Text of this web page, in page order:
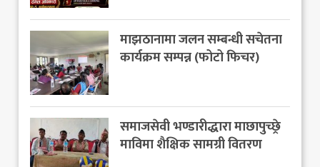
माझठानामा जलन सम्बन्धी सचेतना
कार्यक्रम सम्पन्न (फोटो फिचर)
समाजसेवी भण्डारीद्धारा माछापुच्छ्रे
माविमा शैक्षिक सामग्री वितरण